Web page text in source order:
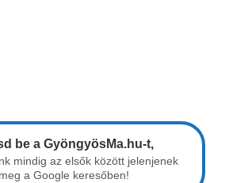
be a GyöngyösMa.hu-t,
mindig az elsők között jelenjenek
meg a Google keresőben!